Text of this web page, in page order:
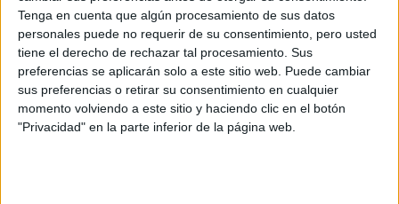
Tenga en cuenta que algún procesamiento de sus datos
personales puede no requerir de su consentimiento, pero usted
tiene el derecho de rechazar tal procesamiento. Sus
preferencias se aplicarán solo a este sitio web. Puede cambiar
sus preferencias o retirar su consentimiento en cualquier
momento volviendo a este sitio y haciendo clic en el botón
"Privacidad" en la parte inferior de la página web.
Accedé a los beneficios para suscriptores